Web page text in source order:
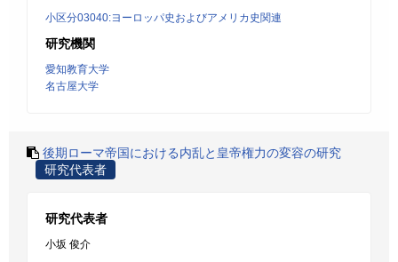
小区分03040:ヨーロッパ史およびアメリカ史関連
研究機関
愛知教育大学
名古屋大学
後期ローマ帝国における内乱と皇帝権力の変容の研究
研究代表者
研究代表者
小坂 俊介